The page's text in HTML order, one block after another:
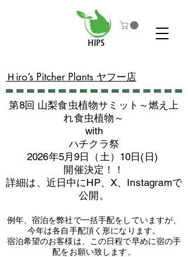
​Ｈiro’s Pitcher Plants ヤフー店
第8回 山梨食虫植物サミット～燃え上
れ食虫植物～
with
​ハチクラ祭
2026年5月9日（土）10日(日)
​開催決定！！
詳細は、近日中にHP、X、Instagramで
公開。
例年、宿泊を弊社で一括手配をしていますが、
今年は各自手配頂く形になります。
​宿泊希望のお客様は、この日程で早めに宿の手
配をお願い致します。